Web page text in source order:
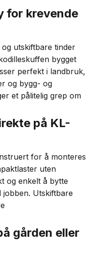
for krevende
utskiftbare tinder
bygget
perfekt i landbruk,
og bygg- og
et pålitelig grep om
på KL-
for å monteres
uten
og enkelt å bytte
jobben. Utskiftbare
gården eller